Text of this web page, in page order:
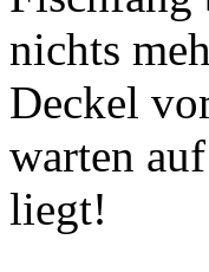
nichts
Deckel
warten
liegt!